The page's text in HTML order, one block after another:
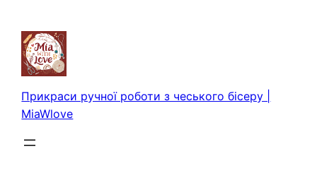
вмісту
Прикраси ручної роботи з чеського бісеру |
MiaWlove